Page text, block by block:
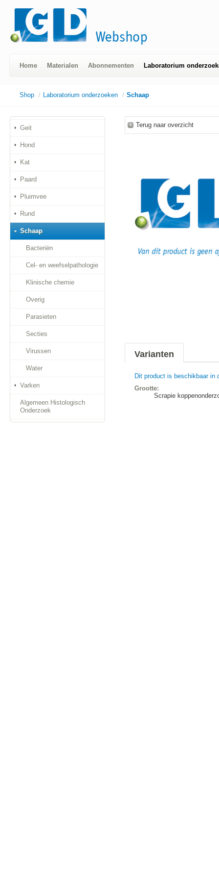
Home Materialen Abonnementen Laboratorium
Shop / Laboratorium onderzoeken / Schaap
Geit
Hond
Kat
Paard
Pluimvee
Rund
Schaap
Bacteriën
Cel- en weefselpathologie
Klinische chemie
Overig
Parasieten
Secties
Virussen
Water
Varken
Algemeen Histologisch
Onderzoek
Terug naar overzicht
Varianten
Dit product is beschikbaar in
Grootte:
Scrapie